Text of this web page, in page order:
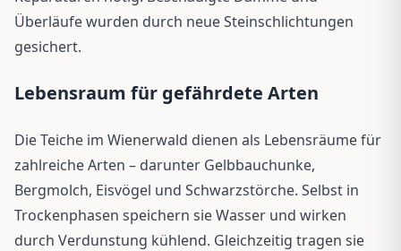
Überläufe wurden durch neue Steinschlichtungen
gesichert.
Lebensraum für gefährdete Arten
Die Teiche im Wienerwald dienen als Lebensräume für
zahlreiche Arten – darunter Gelbbauchunke,
Bergmolch, Eisvögel und Schwarzstörche. Selbst in
Trockenphasen speichern sie Wasser und wirken
durch Verdunstung kühlend. Gleichzeitig tragen sie